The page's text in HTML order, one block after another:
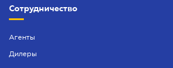
БИЗНЕС
БУХГАЛТЕР
Сотрудничество
Агенты
Дилеры